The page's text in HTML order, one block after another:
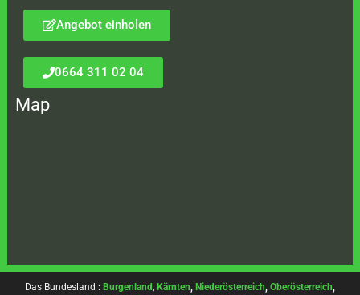
Angebot einholen
0664 311 02 04
Map
Das Bundesland : Burgenland, Kärnten, Niederösterreich, Oberösterreich,